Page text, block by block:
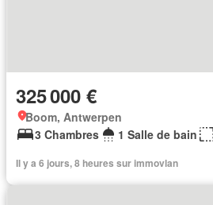
325 000 €
Boom, Antwerpen
3 Chambres
1 Salle de bain
Il y a 6 jours, 8 heures sur immovlan